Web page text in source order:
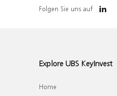
Folgen Sie uns auf
Explore UBS KeyInvest
Home